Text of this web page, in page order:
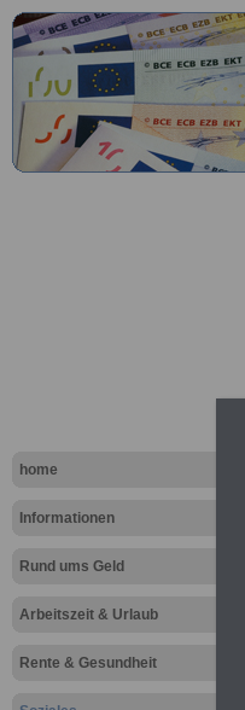
home
Informationen
Rund ums Geld
Arbeitszeit & Urlaub
Rente & Gesundheit